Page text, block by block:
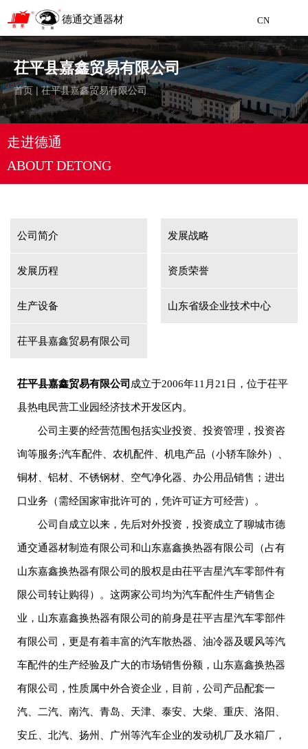
聊城市德通交通器材制造有限公司
Liaocheng Detong Traffic Equipment Manufacturing
CN
德通交通器材 CN
茌平县嘉鑫贸易有限公司
首页 |茌平县嘉鑫贸易有限公司
走进德通
ABOUT DETONG
公司简介 发展战略
发展历程 资质荣誉
生产设备 山东省级企业技术中心
茌平县嘉鑫贸易有限公司
茌平县嘉鑫贸易有限公司 成立于2006年11月21日，位于茌平
县热电民营工业园经济技术开发区内。
公司主要的经营范围包括实业投资、投资管理，投资咨
询等服务;汽车配件、农机配件、机电产品（小轿车除外）、
铜材、铝材、不锈钢材、空气净化器、办公用品销售；进出
口业务（需经国家审批许可的，凭许可证方可经营）。
公司自成立以来，先后对外投资，投资成立了聊城市德
通交通器材制造有限公司和山东嘉鑫换热器有限公司（占有
山东嘉鑫换热器有限公司的股权是由茌平吉星汽车零部件有
限公司转让购得）。这两家公司均为汽车配件生产销售企
业，山东嘉鑫换热器有限公司的前身是茌平吉星汽车零部件
有限公司，更是有着丰富的汽车散热器、油冷器及暖风等汽
车配件的生产经验及广大的市场销售份额，山东嘉鑫换热器
有限公司，性质属中外合资企业，目前，公司产品配套一
汽、二汽、南汽、青岛、天津、泰安、大柴、重庆、洛阳、
安丘、北汽、扬州、广州等汽车企业的发动机厂及水箱厂，